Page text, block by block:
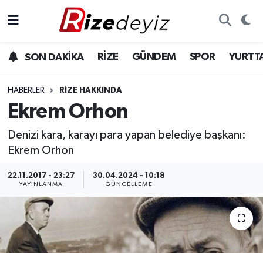
SON DAKİKA RİZE GÜNDEM SPOR
HABERLER RIZE HAKKINDA
Ekrem Orhon
Denizi kara, karayı para yapan belediye başkanı:
Ekrem Orhon
22.11.2017 - 23:27
YAYINLANMA
30.04.2024 - 10:18
GÜNCELLEME
Gündem
Yurttan Haberler
Ekonomi
Rize Hava Durumu
Rize Trafik Yoğunluk Haritası
Süper Lig Puan Durumu ve Fikstür
Haber Arşivi